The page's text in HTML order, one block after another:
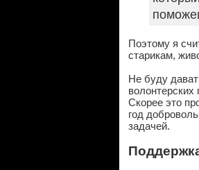
Поэтому я
старикам,
Не буду
Скорее это
год
задачей.